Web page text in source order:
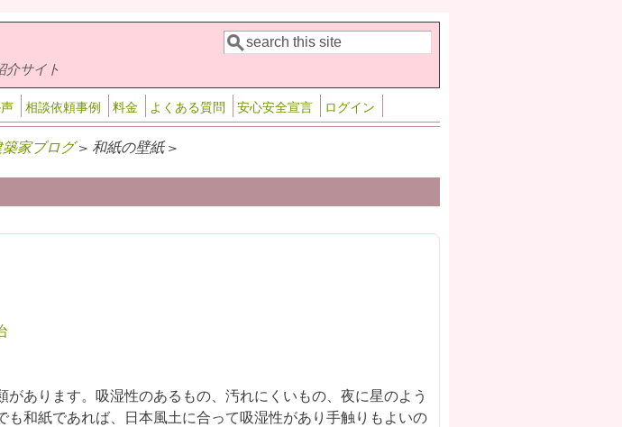
サイト 検索フォーム
検索
相談依頼事例 料金 よくある質問 安心安全宣言 ログイン
築家ブログ> 和紙の壁紙 >
あります。吸湿性のあるもの、汚れにくいもの、夜に星のよう
も和紙であれば、日本風土に合って吸湿性があり手触りもよいの